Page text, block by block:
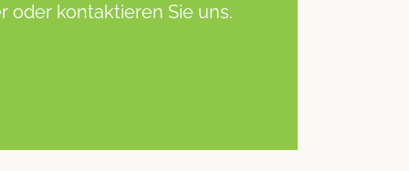
oder kontaktieren Sie uns.